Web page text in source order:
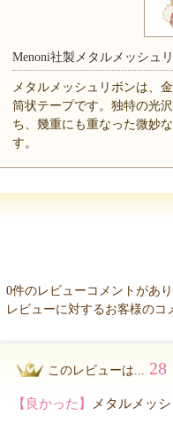
Menoni社製メタルメッシュ
メタルメッシュリボンは、
筒状テープです。独特の光
ち、幾重にも重なった微妙
す。
0件のレビューコメントがあ
レビューに対するお客様のコ
このレビューは... 28
【良かった】 メタルメッ